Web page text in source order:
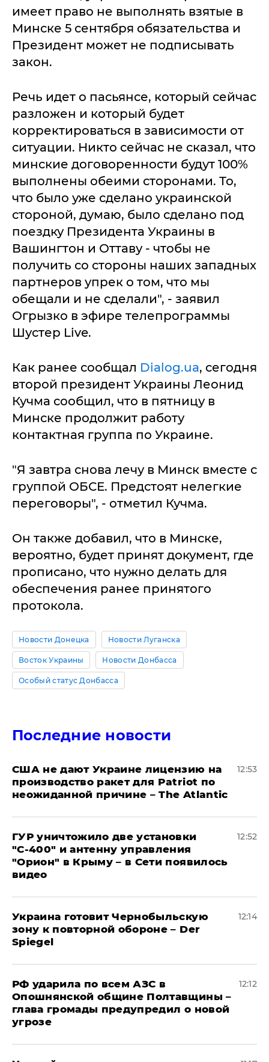
имеет право не выполнять взятые в
Минске 5 сентября обязательства и
Президент может не подписывать
закон.
Речь идет о пасьянсе, который сейчас
разложен и который будет
корректироваться в зависимости от
ситуации. Никто сейчас не сказал, что
минские договоренности будут 100%
выполнены обеими сторонами. То,
что было уже сделано украинской
стороной, думаю, было сделано под
поездку Президента Украины в
Вашингтон и Оттаву - чтобы не
получить со стороны наших западных
партнеров упрек о том, что мы
обещали и не сделали", - заявил
Огрызко в эфире телепрограммы
Шустер Live.
Как ранее сообщал Dialog.ua, сегодня
второй президент Украины Леонид
Кучма сообщил, что в пятницу в
Минске продолжит работу
контактная группа по Украине.
"Я завтра снова лечу в Минск вместе с
группой ОБСЕ. Предстоят нелегкие
переговоры", - отметил Кучма.
Он также добавил, что в Минске,
вероятно, будет принят документ, где
прописано, что нужно делать для
обеспечения ранее принятого
протокола.
Новости Донецка Новости Луганска
Восток Украины Новости Донбасса
Особый статус Донбасса
Последние новости
США не дают Украине лицензию на
производство ракет для Patriot по
неожиданной причине – The Atlantic
12:53
ГУР уничтожило две установки
"С‑400" и антенну управления
"Орион" в Крыму – в Сети появилось
видео
12:52
Украина готовит Чернобыльскую
зону к повторной обороне – Der
Spiegel
12:14
РФ ударила по всем АЗС в
Опошнянской общине Полтавщины –
глава громады предупредил о новой
угрозе
12:12